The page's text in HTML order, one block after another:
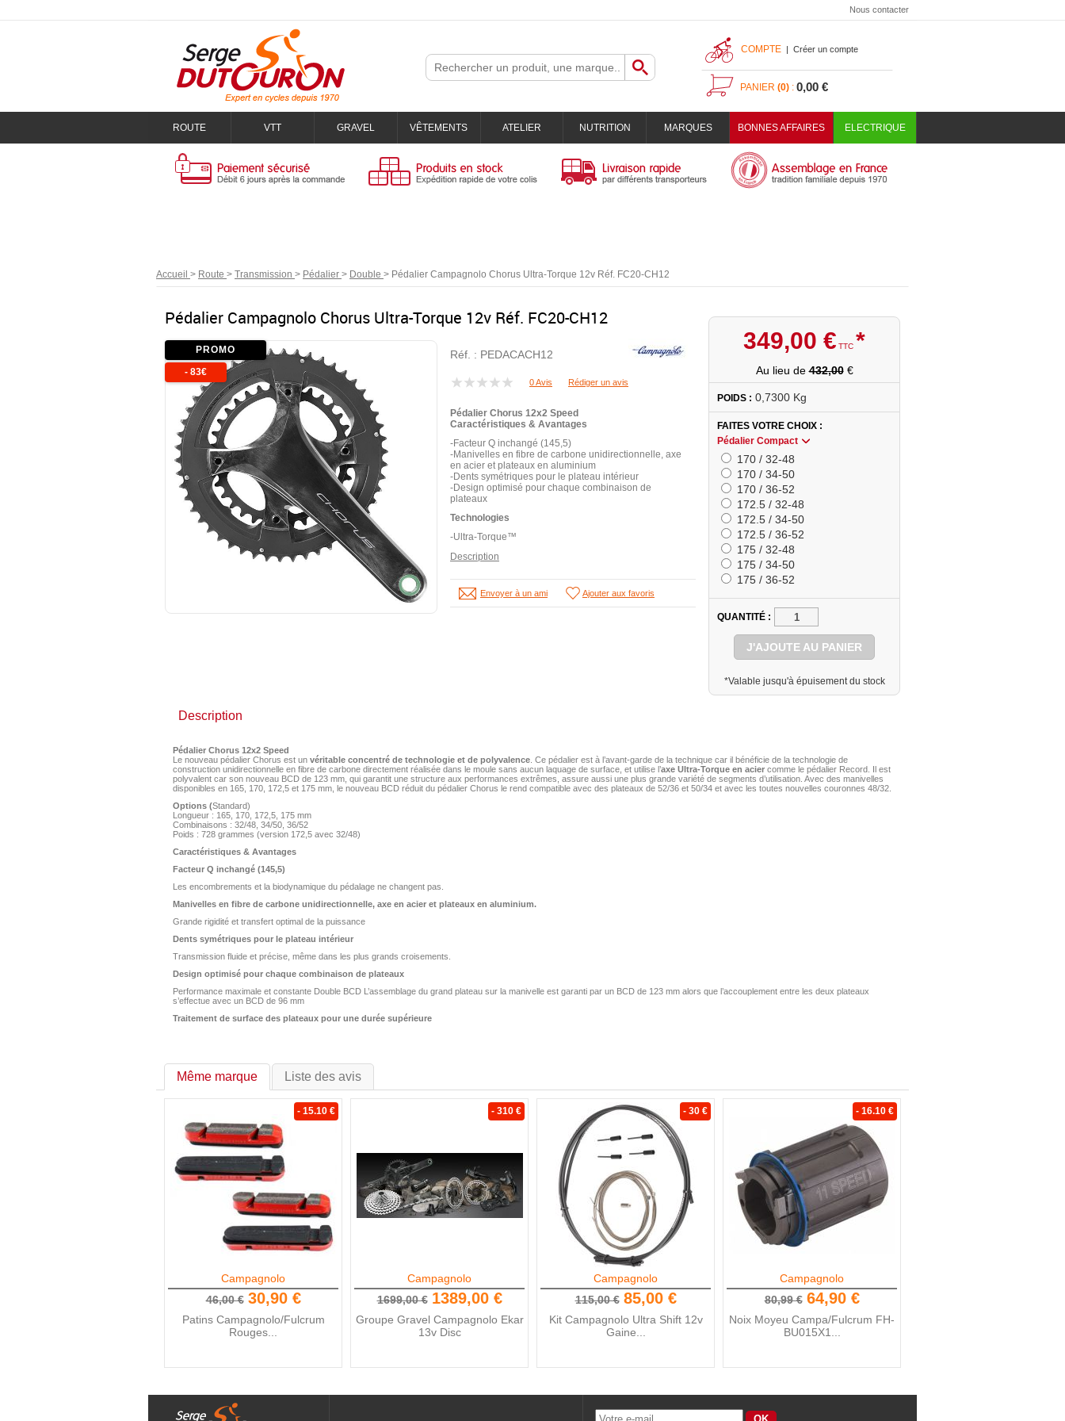
Nous contacter
COMPTE | Créer un compte
PANIER (0) : 0,00 €
ROUTE VTT GRAVEL VÊTEMENTS ATELIER NUTRITION MARQUES BONNES AFFAIRES ELECTRIQUE
Accueil > Route > Transmission > Pédalier > Double > Pédalier Campagnolo Chorus Ultra-Torque 12v Réf. FC20-CH12
Pédalier Campagnolo Chorus Ultra-Torque 12v Réf. FC20-CH12
PROMO
- 83€
Réf. : PEDACACH12
0 Avis Rédiger un avis
Pédalier Chorus 12x2 Speed
Caractéristiques & Avantages
-Facteur Q inchangé (145,5)
-Manivelles en fibre de carbone unidirectionnelle, axe
en acier et plateaux en aluminium
-Dents symétriques pour le plateau intérieur
-Design optimisé pour chaque combinaison de
plateaux
Technologies
-Ultra-Torque™
Description
Envoyer à un ami Ajouter aux favoris
349,00 € TTC *
Au lieu de432,00€
POIDS : 0,7300 Kg
FAITES VOTRE CHOIX
Pédalier Compact
170 / 32-48
170 / 34-50
170 / 36-52
172.5 / 32-48
172.5 / 34-50
172.5 / 36-52
175 / 32-48
175 / 34-50
175 / 36-52
QUANTITÉ
J'AJOUTE AU PANIER
*Valable jusqu'à épuisement du stock
Description
Pédalier Chorus 12x2 Speed
Le nouveau pédalier Chorus est un véritable concentré de technologie et de polyvalence . Ce pédalier est à l’avant-garde de la technique car il bénéficie de la technologie de
construction unidirectionnelle en fibre de carbone directement réalisée dans le moule sans aucun laquage de surface, et utilise l’axe Ultra-Torque en acier comme le pédalier Record. Il est
polyvalent car son nouveau BCD de 123 mm, qui garantit une structure aux performances extrêmes, assure aussi une plus grande variété de segments d’utilisation. Avec des manivelles
disponibles en 165, 170, 172,5 et 175 mm, le nouveau BCD réduit du pédalier Chorus le rend compatible avec des plateaux de 52/36 et 50/34 et avec les toutes nouvelles couronnes 48/32.
Options (Standard)
Longueur : 165, 170, 172,5, 175 mm
Combinaisons : 32/48, 34/50, 36/52
Poids : 728 grammes (version 172,5 avec 32/48)
Caractéristiques & Avantages
Facteur Q inchangé (145,5)
Les encombrements et la biodynamique du pédalage ne changent pas.
Manivelles en fibre de carbone unidirectionnelle, axe en acier et plateaux en aluminium.
Grande rigidité et transfert optimal de la puissance
Dents symétriques pour le plateau intérieur
Transmission fluide et précise, même dans les plus grands croisements.
Design optimisé pour chaque combinaison de plateaux
Performance maximale et constante Double BCD L’assemblage du grand plateau sur la manivelle est garanti par un BCD de 123 mm alors que l’accouplement entre les deux plateaux
s’effectue avec un BCD de 96 mm
Traitement de surface des plateaux pour une durée supérieure
Même marque Liste des avis
- 15.10 €
Campagnolo
46,00 € 30,90 €
Patins Campagnolo/Fulcrum
Rouges...
- 310 €
Campagnolo
1699,00 € 1389,00 €
Groupe Gravel Campagnolo Ekar
13v Disc
- 30 €
Campagnolo
115,00 € 85,00 €
Kit Campagnolo Ultra Shift 12v
Gaine...
- 16.10 €
Campagnolo
80,99 € 64,90 €
Noix Moyeu Campa/Fulcrum FH-
BU015X1...